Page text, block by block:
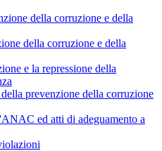
della corruzione e della
della corruzione e della
e la repressione della
prevenzione della corruzione
ed atti di adeguamento a